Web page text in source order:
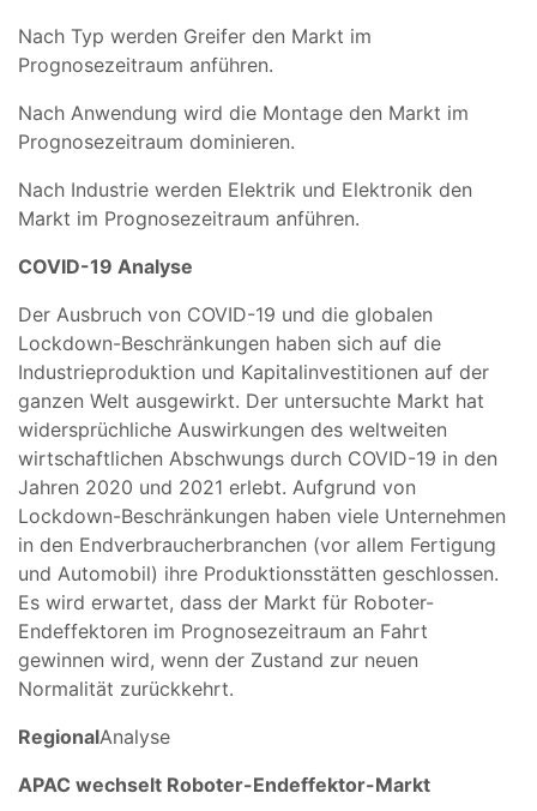
Nach Typ werden Greifer den Markt im
Prognosezeitraum anführen.
Nach Anwendung wird die Montage den Markt im
Prognosezeitraum dominieren.
Nach Industrie werden Elektrik und Elektronik den
Markt im Prognosezeitraum anführen.
COVID-19 Analyse
Der Ausbruch von COVID-19 und die globalen
Lockdown-Beschränkungen haben sich auf die
Industrieproduktion und Kapitalinvestitionen auf der
ganzen Welt ausgewirkt. Der untersuchte Markt hat
widersprüchliche Auswirkungen des weltweiten
wirtschaftlichen Abschwungs durch COVID-19 in den
Jahren 2020 und 2021 erlebt. Aufgrund von
Lockdown-Beschränkungen haben viele Unternehmen
in den Endverbraucherbranchen (vor allem Fertigung
und Automobil) ihre Produktionsstätten geschlossen.
Es wird erwartet, dass der Markt für Roboter-
Endeffektoren im Prognosezeitraum an Fahrt
gewinnen wird, wenn der Zustand zur neuen
Normalität zurückkehrt.
RegionalAnalyse
APAC wechselt Roboter-Endeffektor-Markt